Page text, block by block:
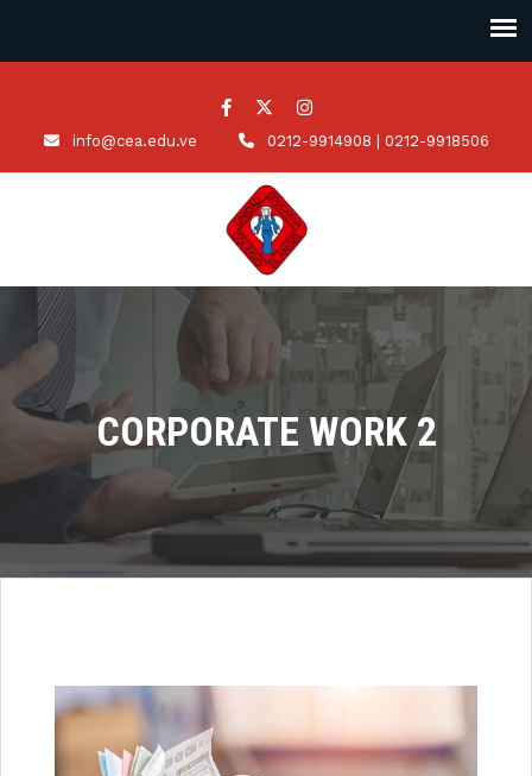
info@cea.edu.ve 0212-9914908 | 0212-9918506
CORPORATE WORK 2